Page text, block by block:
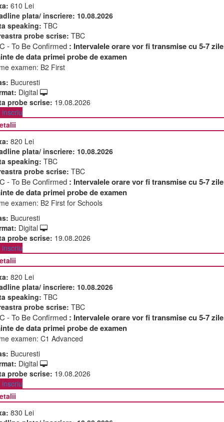
610 Lei
plata/ inscriere: 10.08.2026
speaking: TBC
probe scrise: TBC
- To Be Confirmed : Intervalele orare vor fi transmise cu 5-7 zile
de data primei probe de examen
examen: B2 First
Bucuresti
Digital
probe scrise: 19.08.2026
820 Lei
plata/ inscriere: 10.08.2026
speaking: TBC
probe scrise: TBC
- To Be Confirmed : Intervalele orare vor fi transmise cu 5-7 zile
de data primei probe de examen
examen: B2 First for Schools
Bucuresti
Digital
probe scrise: 19.08.2026
820 Lei
plata/ inscriere: 10.08.2026
speaking: TBC
probe scrise: TBC
- To Be Confirmed : Intervalele orare vor fi transmise cu 5-7 zile
de data primei probe de examen
examen: C1 Advanced
Bucuresti
Digital
probe scrise: 19.08.2026
830 Lei